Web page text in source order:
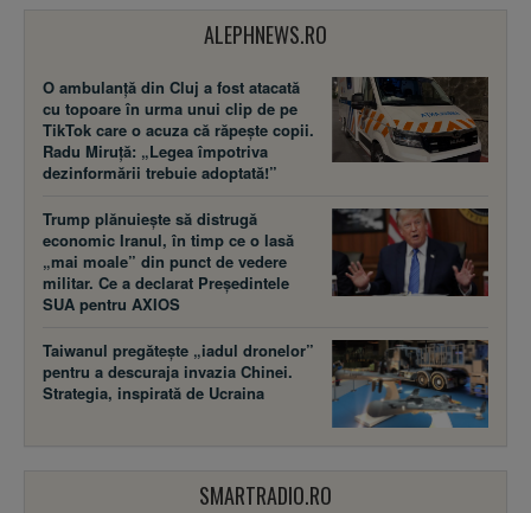
ALEPHNEWS.RO
O ambulanță din Cluj a fost atacată
cu topoare în urma unui clip de pe
TikTok care o acuza că răpește copii.
Radu Miruță: „Legea împotriva
dezinformării trebuie adoptată!”
Trump plănuiește să distrugă
economic Iranul, în timp ce o lasă
„mai moale” din punct de vedere
militar. Ce a declarat Președintele
SUA pentru AXIOS
Taiwanul pregătește „iadul dronelor”
pentru a descuraja invazia Chinei.
Strategia, inspirată de Ucraina
SMARTRADIO.RO